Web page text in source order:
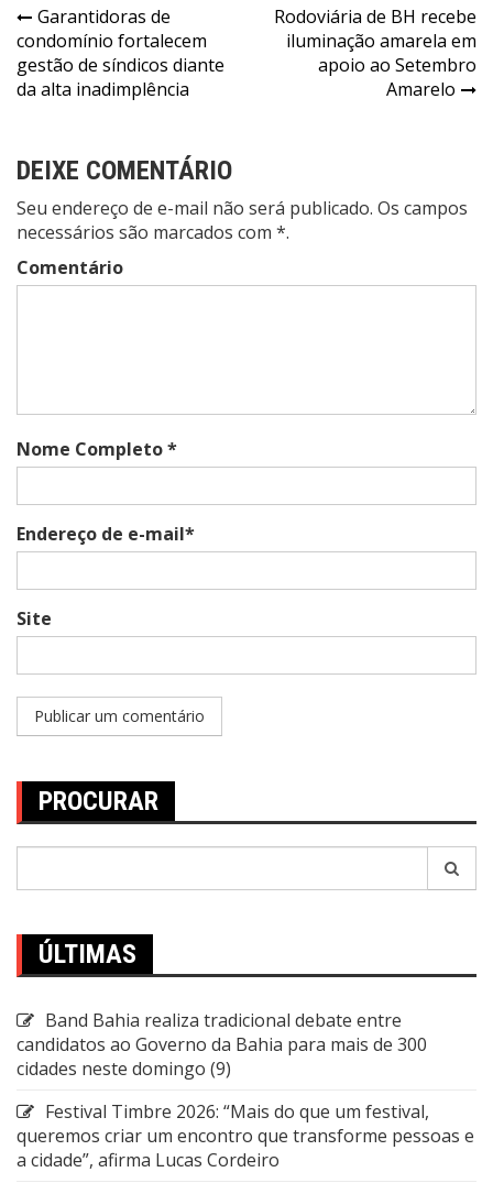
Navegação
de
Post
Garantidoras de
condomínio fortalecem
gestão de síndicos diante
da alta inadimplência
Rodoviária de BH recebe
iluminação amarela em
apoio ao Setembro
Amarelo
DEIXE COMENTÁRIO
Seu endereço de e-mail não será publicado. Os campos
necessários são marcados com *.
Comentário
Nome Completo *
Endereço de e-mail*
Site
PROCURAR
ÚLTIMAS
Band Bahia realiza tradicional debate entre
candidatos ao Governo da Bahia para mais de 300
cidades neste domingo (9)
Festival Timbre 2026: “Mais do que um festival,
queremos criar um encontro que transforme pessoas e
a cidade”, afirma Lucas Cordeiro